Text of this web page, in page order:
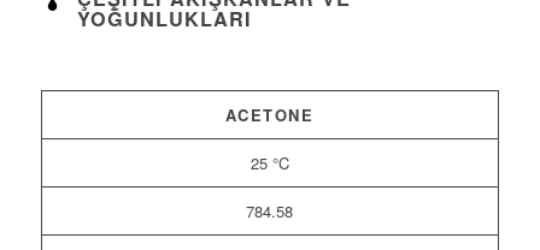
YOĞUNLUKLARI
ACETONE
25 °C
784.58